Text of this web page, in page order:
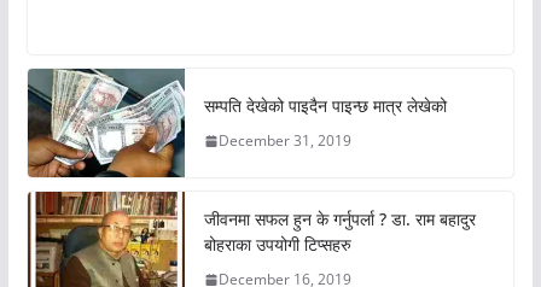
सम्पति देखेको पाइदैन पाइन्छ मात्र लेखेको
December 31, 2019
जीवनमा सफल हुन के गर्नुपर्ला ? डा. राम बहादुर
बोहराका उपयोगी टिप्सहरु
December 16, 2019